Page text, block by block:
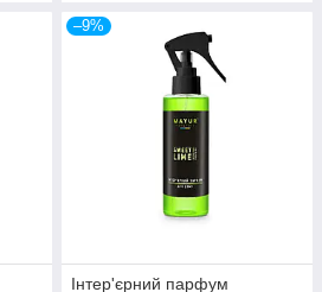
–9%
Інтер'єрний парфум